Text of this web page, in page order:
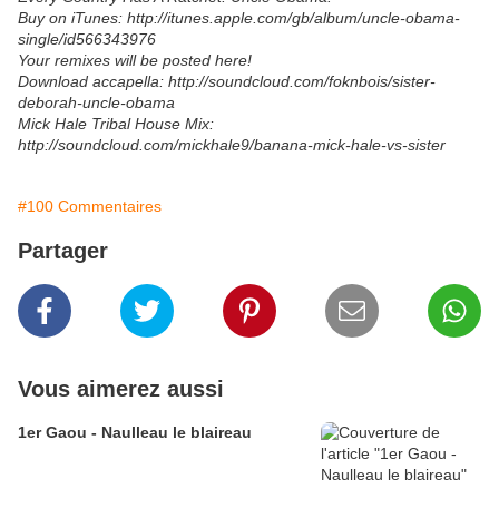
Buy on iTunes: http://itunes.apple.com/gb/album/uncle-obama-
single/id566343976
Your remixes will be posted here!
Download accapella: http://soundcloud.com/foknbois/sister-
deborah-uncle-obama
Mick Hale Tribal House Mix:
http://soundcloud.com/mickhale9/banana-mick-hale-vs-sister
#100 Commentaires
Partager
Vous aimerez aussi
1er Gaou - Naulleau le blaireau